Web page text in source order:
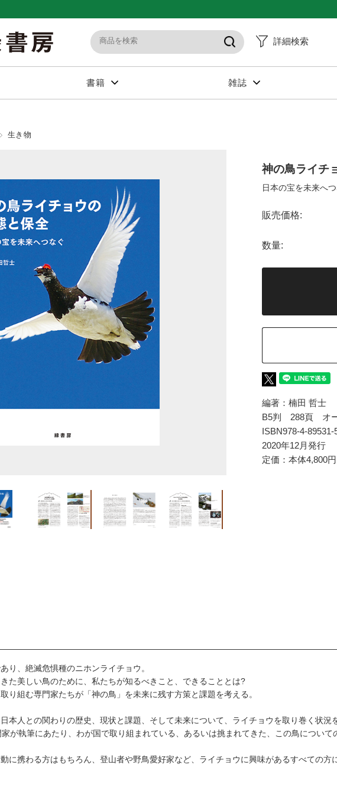
詳細検索
書籍 雑誌
生き物
神の鳥ライチ
日本の宝を未来へ
販売価格:
数量:
編著：楠田 哲士
B5判 288頁 オ
ISBN978-4-89531-
2020年12月発行
定価：本体4,800円
り、絶滅危惧種のニホンライチョウ。
た美しい鳥のために、私たちが知るべきこと、できることとは?
り組む専門家たちが「神の鳥」を未来に残す方策と課題を考える。
本人との関わりの歴史、現状と課題、そして未来について、ライチョウを取り巻く状況
が執筆にあたり、わが国で取り組まれている、あるいは挑まれてきた、この鳥について
に携わる方はもちろん、登山者や野鳥愛好家など、ライチョウに興味があるすべての方